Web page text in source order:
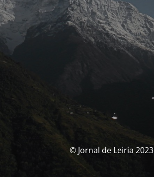
© Jornal de Leiria 2023